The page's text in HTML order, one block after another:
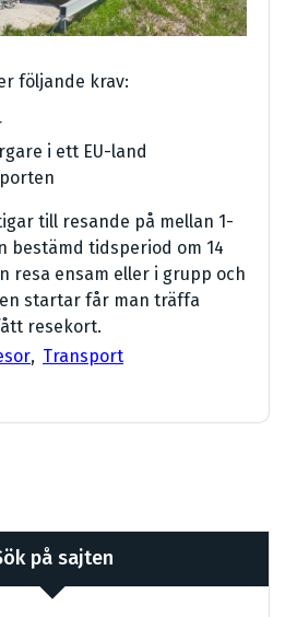
följande krav:
i ett EU-land
till resande på mellan 1-
bestämd tidsperiod om 14
resa ensam eller i grupp och
startar får man träffa
resekort.
, Transport
på sajten